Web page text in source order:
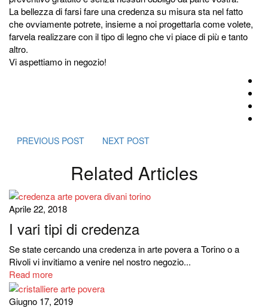
La bellezza di farsi fare una credenza su misura sta nel fatto
che ovviamente potrete, insieme a noi progettarla come volete,
farvela realizzare con il tipo di legno che vi piace di più e tanto
altro.
Vi aspettiamo in negozio!
PREVIOUS POST NEXT POST
Related Articles
Aprile 22, 2018
I vari tipi di credenza
Se state cercando una credenza in arte povera a Torino o a
Rivoli vi invitiamo a venire nel nostro negozio...
Read more
Giugno 17, 2019